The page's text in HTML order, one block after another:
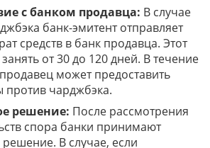
с банком продавца: В случае
банк-эмитент отправляет
средств в банк продавца. Этот
от 30 до 120 дней. В течение
может предоставить
против чарджбэка.
решение: После рассмотрения
спора банки принимают
В случае, если